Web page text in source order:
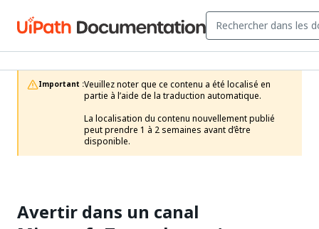
Important :Veuillez noter que ce contenu a été localisé en
partie à l’aide de la traduction automatique.
La localisation du contenu nouvellement publié
peut prendre 1 à 2 semaines avant d’être
disponible.
Avertir dans un canal